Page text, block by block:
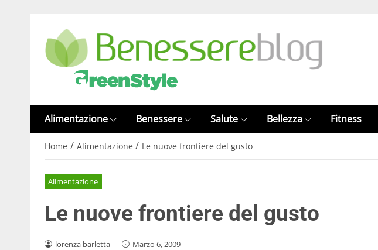
Alimentazione Benessere Salute Bellezza Fitness
Home / Alimentazione / Le nuove frontiere del gusto
Alimentazione
Le nuove frontiere del gusto
lorenza barletta - Marzo 6, 2009